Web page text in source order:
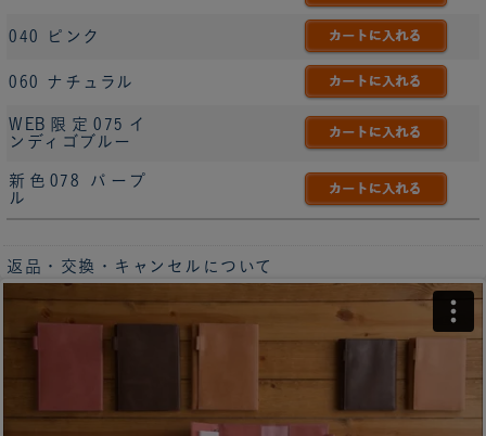
040 ピンク
060 ナチュラル
WEB限定075イ
ンディゴブルー
新色078 パープ
ル
返品・交換・キャンセルについて